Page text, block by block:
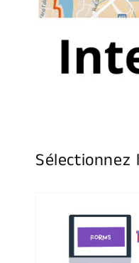
Sélectionnez